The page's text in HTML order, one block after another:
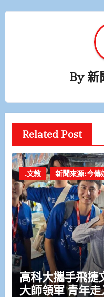
By新
Related Post
.文教 新聞來源:今傳
高科大攜手飛捷
大師領軍 青年